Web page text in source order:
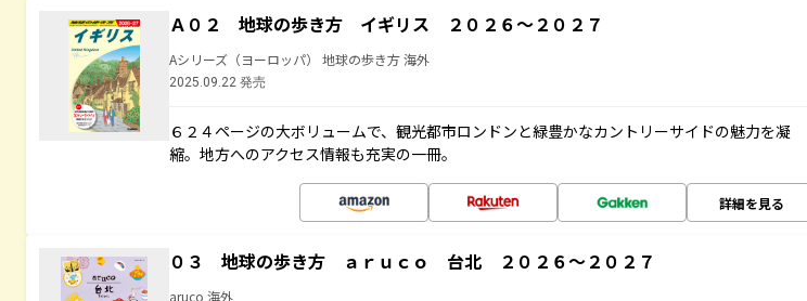
Ａ０２ 地球の歩き方 イギリス ２０２６～２０２７
Aシリーズ（ヨーロッパ） 地球の歩き方 海外
2025.09.22 発売
６２４ページの大ボリュームで、観光都市ロンドンと緑豊かなカントリーサイドの魅力を凝
縮。地方へのアクセス情報も充実の一冊。
詳細を見る
０３ 地球の歩き方 ａｒｕｃｏ 台北 ２０２６～２０２７
aruco 海外